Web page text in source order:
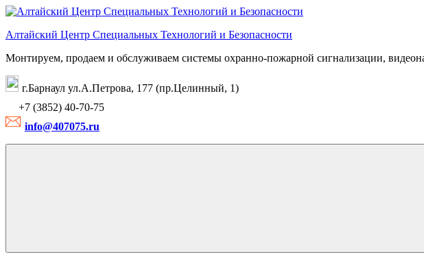
Перейти
содержимому
Алтайский Центр Специальных Технологий и Безопасности
Монтируем, продаем и обслуживаем системы охранно-пожарной сигнализации,
г.Барнаул ул.А.Петрова, 177 (пр.Целинный, 1)
+7 (3852) 40-70-75
info@407075.ru